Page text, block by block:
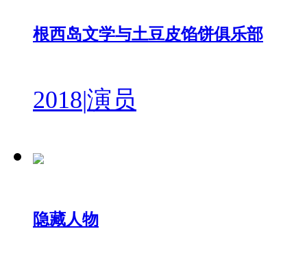
根西岛文学与土豆皮馅饼俱乐部
2018|演员
隐藏人物